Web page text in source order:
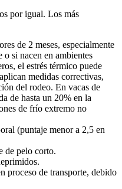
por igual. Los más
de 2 meses, especialmente
si nacen en ambientes
el estrés térmico puede
medidas correctivas,
del rodeo. En vacas de
de hasta un 20% en la
de frío extremo no
(puntaje menor a 2,5 en
de pelo corto.
proceso de transporte, debido